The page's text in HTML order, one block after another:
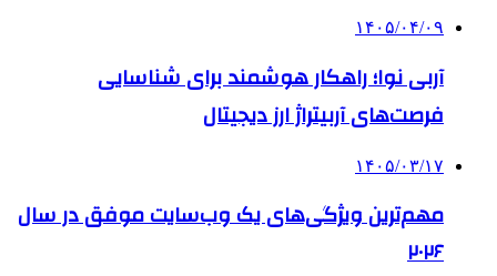
۱۴۰۵/۰۴/۰۹
آربی نوا؛ راهکار هوشمند برای شناسایی
فرصت‌های آربیتراژ ارز دیجیتال
۱۴۰۵/۰۳/۱۷
مهم‌ترین ویژگی‌های یک وب‌سایت موفق در سال
۲۰۲۶